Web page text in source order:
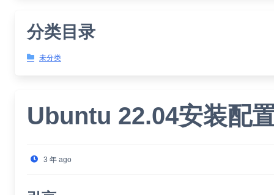
分类目录
未分类
Ubuntu 22.04安装配
3 年 ago